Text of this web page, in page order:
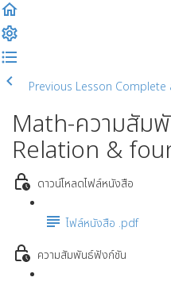
Previous Lesson Complete
Math-ความสัม
Relation &
ดาวน์โหลดไฟล์หนังสือ
ไฟล์หนังสือ .pdf
ความสัมพันธ์ฟังก์ชัน